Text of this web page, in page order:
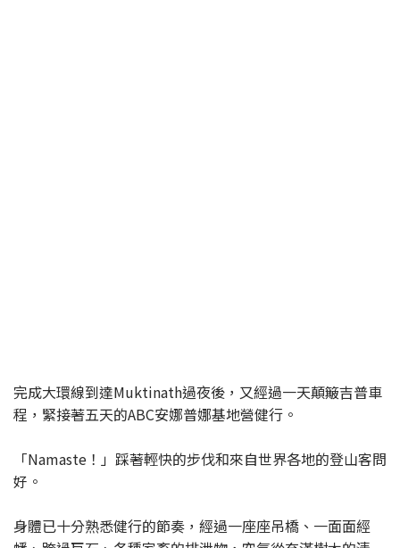
完成大環線到達Muktinath過夜後，又經過一天顛簸吉普車
程，緊接著五天的ABC安娜普娜基地營健行。
「Namaste！」踩著輕快的步伐和來自世界各地的登山客問
好。
身體已十分熟悉健行的節奏，經過一座座吊橋、一面面經